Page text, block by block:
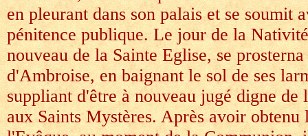
en pleurant dans son palais et se soumit
pénitence publique. Le jour de la
nouveau de la Sainte Eglise, se
d'Ambroise, en baignant le sol de ses
suppliant d'être à nouveau jugé digne de
aux Saints Mystères. Après avoir obtenu